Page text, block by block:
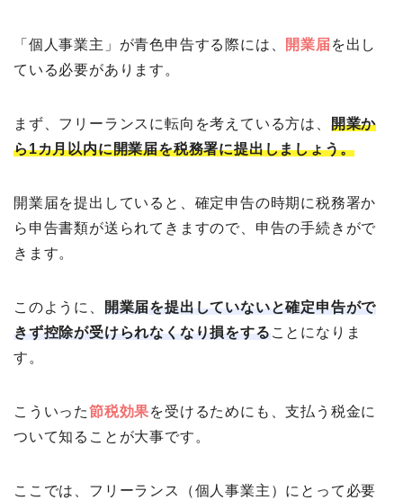
「個人事業主」が青色申告する際には、 開業届を出し
ている必要があります。
まず、フリーランスに転向を考えている方は、 開業か
ら1カ月以内に開業届を税務署に提出しましょう。
開業届を提出していると、確定申告の時期に税務署か
ら申告書類が送られてきますので、申告の手続きがで
きます。
このように、
開業届を提出していないと確定申告がで
きず控除が受けられなくなり損をする ことになりま
す。
こういった節税効果を受けるためにも、支払う税金に
ついて知ることが大事です。
ここでは、フリーランス（個人事業主）にとって必要